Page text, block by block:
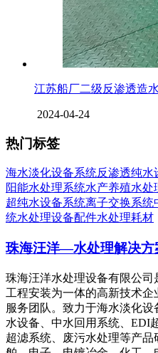
江苏船厂二级反渗透造
2024-04-24
热门标签
海水淡化设备系统反渗透纯水
阳能水处理系统水产养殖水处
超纯水设备系统离子交换系统
统水处理设备配件水处理耗材
珠海汪洋—水处理解决方
珠海汪洋水处理设备有限公司
工程安装为一体的高新技术
服务团队。致力于海水淡化
水设备、中水回用系统、EDI
超滤系统、废污水处理等产